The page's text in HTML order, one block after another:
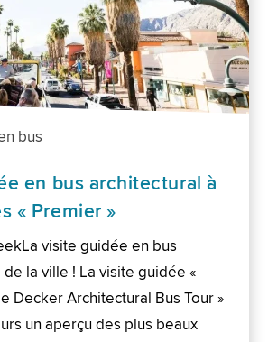
bus
en bus architectural à
« Premier »
visite guidée en bus
la ville ! La visite guidée «
Decker Architectural Bus Tour »
un aperçu des plus beaux